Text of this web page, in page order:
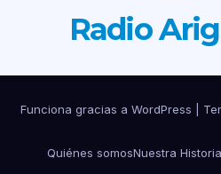
Radio
Funciona gracias a WordPress
Quiénes somosNuestra Historia